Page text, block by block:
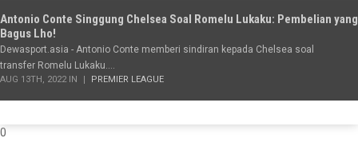
Antonio Conte Singgung Chelsea Soal Romelu Lukaku: Pembelian yang
Bagus Lho!
Dewasport.asia - Antonio Conte memberi sindiran kepada Chelsea soal
transfer Romelu Lukaku....
AUG 13TH, 2022 IN PREMIER LEAGUE
0